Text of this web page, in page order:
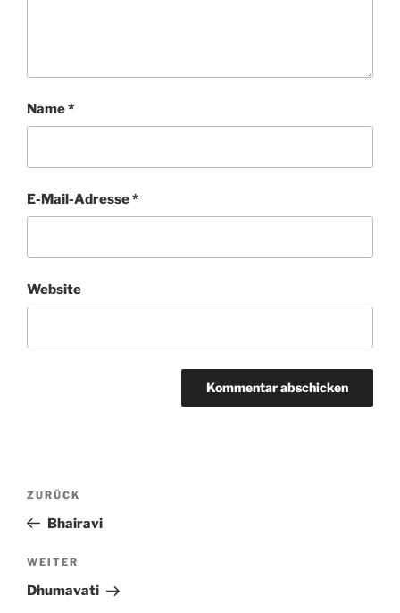
Name*
E-Mail-Adresse*
Website
Beitragsnavigation
Vorheriger
Beitrag
ZURÜCK
Bhairavi
Nächster
Beitrag
WEITER
Dhumavati